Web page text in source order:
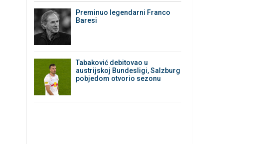
Preminuo legendarni Franco
Baresi
Tabaković debitovao u
austrijskoj Bundesligi, Salzburg
pobjedom otvorio sezonu